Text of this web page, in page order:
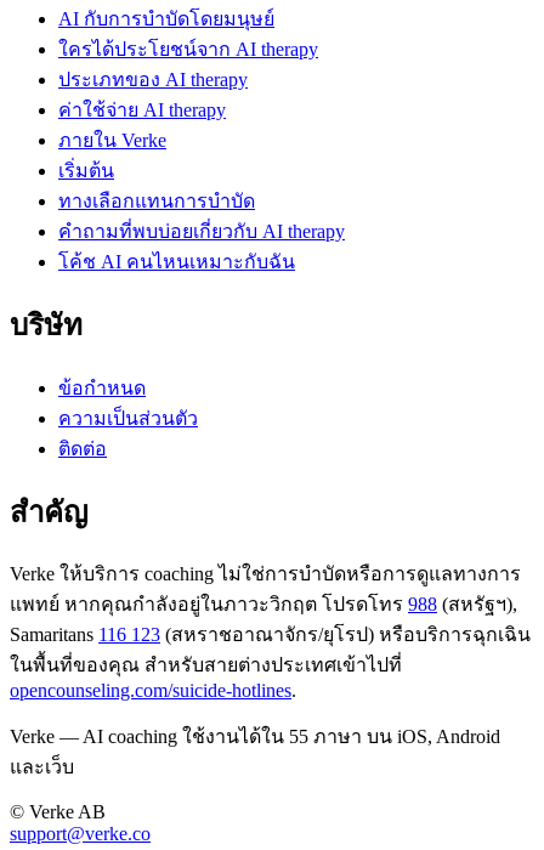
AI กับการบำบัดโดยมนุษย์
ใครได้ประโยชน์จาก AI therapy
ประเภทของ AI therapy
ค่าใช้จ่าย AI therapy
ภายใน Verke
เริ่มต้น
ทางเลือกแทนการบำบัด
คำถามที่พบบ่อยเกี่ยวกับ AI therapy
โค้ช AI คนไหนเหมาะกับฉัน
บริษัท
ข้อกำหนด
ความเป็นส่วนตัว
ติดต่อ
สำคัญ
Verke ให้บริการ coaching ไม่ใช่การบำบัดหรือการดูแลทางการ
แพทย์ หากคุณกำลังอยู่ในภาวะวิกฤต โปรดโทร 988 (สหรัฐฯ),
Samaritans 116 123 (สหราชอาณาจักร/ยุโรป) หรือบริการฉุกเฉิน
ในพื้นที่ของคุณ สำหรับสายต่างประเทศเข้าไปที่
opencounseling.com/suicide-hotlines.
Verke — AI coaching ใช้งานได้ใน 55 ภาษา บน iOS, Android
และเว็บ
© Verke AB
support@verke.co